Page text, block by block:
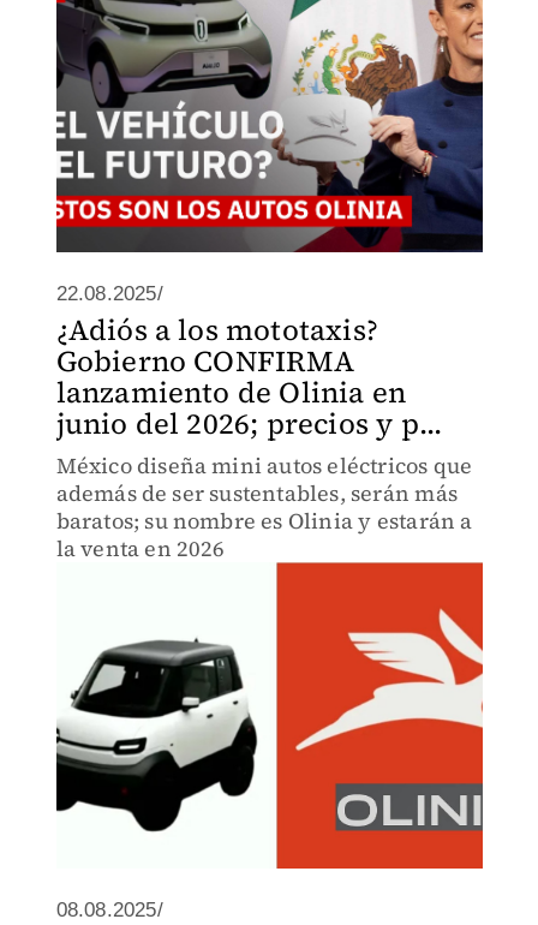
22.08.2025/
¿Adiós a los mototaxis?
Gobierno CONFIRMA
lanzamiento de Olinia en
junio del 2026; precios y p...
México diseña mini autos eléctricos que
además de ser sustentables, serán más
baratos; su nombre es Olinia y estarán a
la venta en 2026
08.08.2025/